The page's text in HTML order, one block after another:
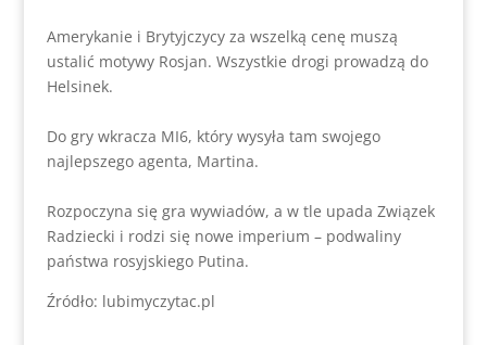
Amerykanie i Brytyjczycy za wszelką cenę muszą
ustalić motywy Rosjan. Wszystkie drogi prowadzą do
Helsinek.
Do gry wkracza MI6, który wysyła tam swojego
najlepszego agenta, Martina.
Rozpoczyna się gra wywiadów, a w tle upada Związek
Radziecki i rodzi się nowe imperium – podwaliny
państwa rosyjskiego Putina.
Źródło: lubimyczytac.pl